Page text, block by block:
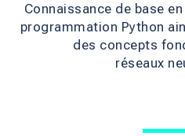
Connaissance de base
programmation Python
des concepts
réseaux